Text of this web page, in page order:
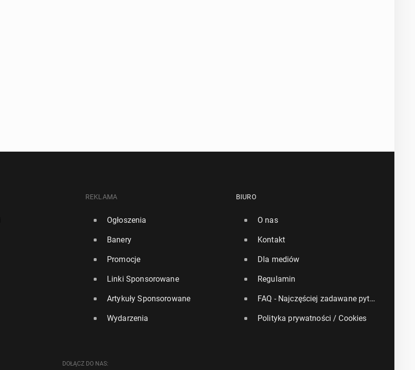
REKLAMA
Ogłoszenia
Banery
Promocje
Linki Sponsorowane
Artykuły Sponsorowane
Wydarzenia
BIURO
O nas
Kontakt
Dla mediów
Regulamin
FAQ - Najczęściej zadawane pytania
Polityka prywatności / Cookies
DOŁĄCZ DO NAS: